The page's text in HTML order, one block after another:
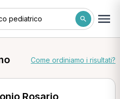
pediatrico
Come ordiniamo i risultati?
Rosario